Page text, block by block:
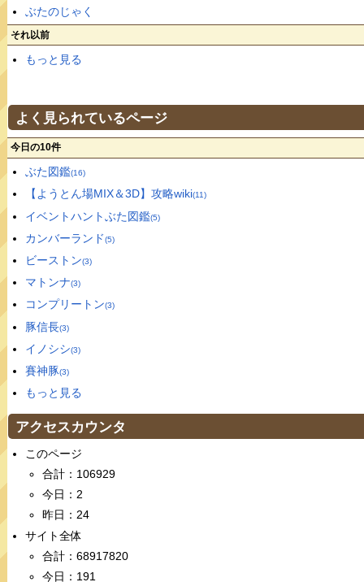
ぶたのじゃく
それ以前
もっと見る
よく見られているページ
今日の10件
ぶた図鑑(16)
【ようとん場MIX＆3D】攻略wiki(11)
イベントハントぶた図鑑(5)
カンバーランド(5)
ビーストン(3)
マトンナ(3)
コンプリートン(3)
豚信長(3)
イノシシ(3)
賽神豚(3)
もっと見る
アクセスカウンタ
このページ
合計：106929
今日：2
昨日：24
サイト全体
合計：68917820
今日：191